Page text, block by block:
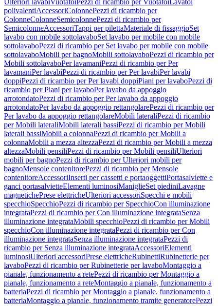
Ulteriori lavabiVuotatoiPezzi di ricambio per VuotatoiLavatoi
polivalentiAccessoriColonnePezzi di ricambio per
ColonneColonneSemicolonnePezzi di ricambio per
SemicolonneAccessoriTappi per pilettaMateriale di fissaggioSet
lavabo con mobile sottolavaboSet lavabo per mobile con mobile
sottolavaboPezzi di ricambio per Set lavabo per mobile con mobile
sottolavaboMobili per bagnoMobili sottolavaboPezzi di ricambio per
Mobili sottolavaboPer lavamaniPezzi di ricambio per Per
lavamaniPer lavabiPezzi di ricambio per Per lavabiPer lavabi
doppiPezzi di ricambio per Per lavabi doppiPiani per lavaboPezzi di
ricambio per Piani per lavaboPer lavabo da appoggio
arrotondatoPezzi di ricambio per Per lavabo da appoggio
arrotondatoPer lavabo da appoggio rettangolarePezzi di ricambio per
Per lavabo da appoggio rettangolareMobili lateraliPezzi di ricambio
per Mobili lateraliMobili laterali bassiPezzi di ricambio per Mobili
laterali bassiMobili a colonnaPezzi di ricambio per Mobili a
colonnaMobili a mezza altezzaPezzi di ricambio per Mobili a mezza
altezzaMobili pensiliPezzi di ricambio per Mobili pensiliUlteriori
mobili per bagnoPezzi di ricambio per Ulteriori mobili per
bagnoMensole contenitorePezzi di ricambio per Mensole
contenitoreAccessoriInserti per cassetti e portaoggettiPortasalviette e
ganci portasalvietteElementi luminosiManiglieSet piediniLavagne
magnetichePrese elettricheUlteriori accessoriSpecchi e mobili
specchioSpecchioPezzi di ricambio per SpecchioCon illuminazione
integrataPezzi di ricambio per Con illuminazione integrataSenza
illuminazione integrataMobili specchioPezzi di ricambio per Mobili
specchioCon illuminazione integrataPezzi di ricambio per Con
illuminazione integrataSenza illuminazione integrataPezzi di
ricambio per Senza illuminazione integrataAccessoriElementi
luminosiUlteriori accessoriPrese elettricheRubinettiRubinetterie per
lavaboPezzi di ricambio per Rubinetterie per lavaboMontaggio a
pianale, funzionamento a retePezzi di ricambio per Montaggio a
pianale, funzionamento a reteMontaggio a pianale, funzionamento a
batteriaPezzi di ricambio per Montaggio a pianale, funzionamento a
batteriaMontaggio a pianale, funzionamento tramite generatorePezzi